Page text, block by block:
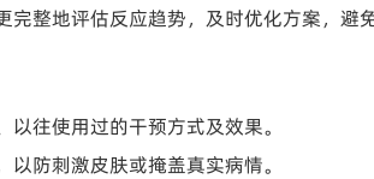
整地评估反应趋势，及时优化方案，避
往使用过的干预方式及效果。
防刺激皮肤或掩盖真实病情。